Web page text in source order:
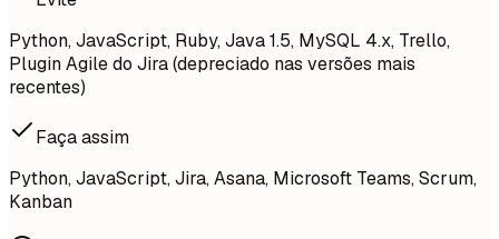
Python, JavaScript, Ruby, Java 1.5, MySQL 4.x, Trello,
Plugin Agile do Jira (depreciado nas versões mais
recentes)
Faça assim
Python, JavaScript, Jira, Asana, Microsoft Teams, Scrum,
Kanban